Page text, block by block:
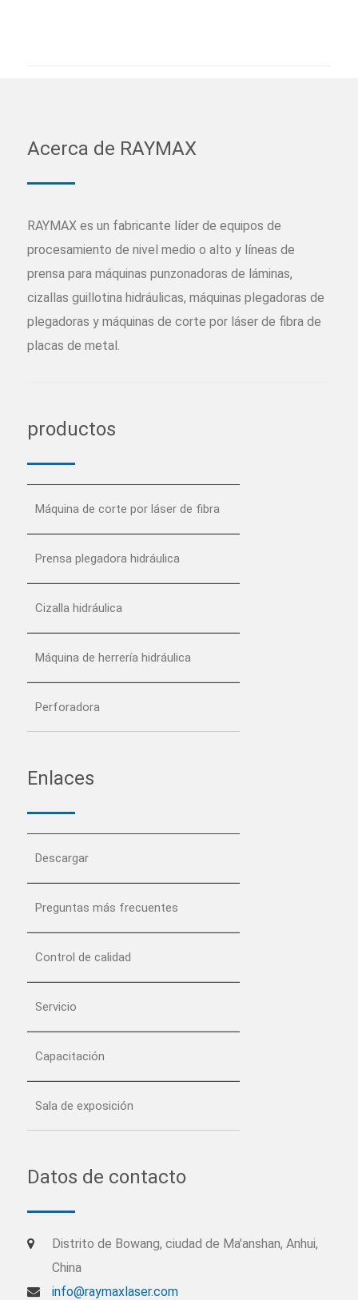
Acerca de RAYMAX
RAYMAX es un fabricante líder de equipos de
procesamiento de nivel medio o alto y líneas de
prensa para máquinas punzonadoras de láminas,
cizallas guillotina hidráulicas, máquinas plegadoras de
plegadoras y máquinas de corte por láser de fibra de
placas de metal.
productos
Máquina de corte por láser de fibra
Prensa plegadora hidráulica
Cizalla hidráulica
Máquina de herrería hidráulica
Perforadora
Enlaces
Descargar
Preguntas más frecuentes
Control de calidad
Servicio
Capacitación
Sala de exposición
Datos de contacto
Distrito de Bowang, ciudad de Ma'anshan, Anhui,
China
info@raymaxlaser.com